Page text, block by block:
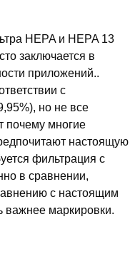
HEPA и HEPA 13
заключается в
приложений..
с
но не все
почему многие
настоящую
фильтрация с
в сравнении,
с настоящим
важнее маркировки.